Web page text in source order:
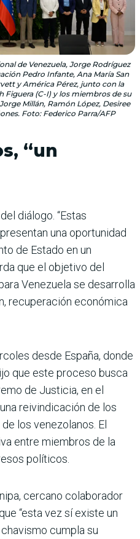
de Venezuela, Jorge Rodríguez
Pedro Infante, Ana María San
y América Pérez, junto con la
Figuera (C-I) y los miembros de su
Millán, Ramón López, Desiree
Foto: Federico Parra/AFP
“un
diálogo. “Estas
una oportunidad
de Estado en un
que el objetivo del
Venezuela se desarrolla
recuperación económica
desde España, donde
que este proceso busca
de Justicia, en el
reivindicación de los
los venezolanos. El
entre miembros de la
políticos.
cercano colaborador
“esta vez sí existe un
cumpla su